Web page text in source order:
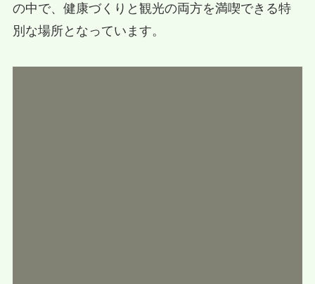
の中で、健康づくりと観光の両方を満喫できる特
別な場所となっています。